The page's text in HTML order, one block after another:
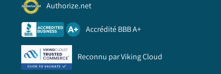
Authorize.net
Accrédité BBB A+
Reconnu par Viking Cloud